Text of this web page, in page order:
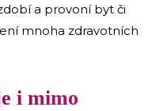
a provoní byt či
mnoha zdravotních
i mimo